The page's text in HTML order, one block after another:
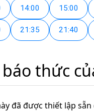
14:00 15:00
21:35 21:40
thức
đã được thiết lập